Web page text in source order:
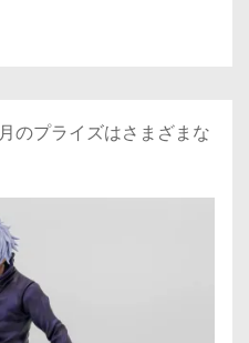
のプライズはさまざまな